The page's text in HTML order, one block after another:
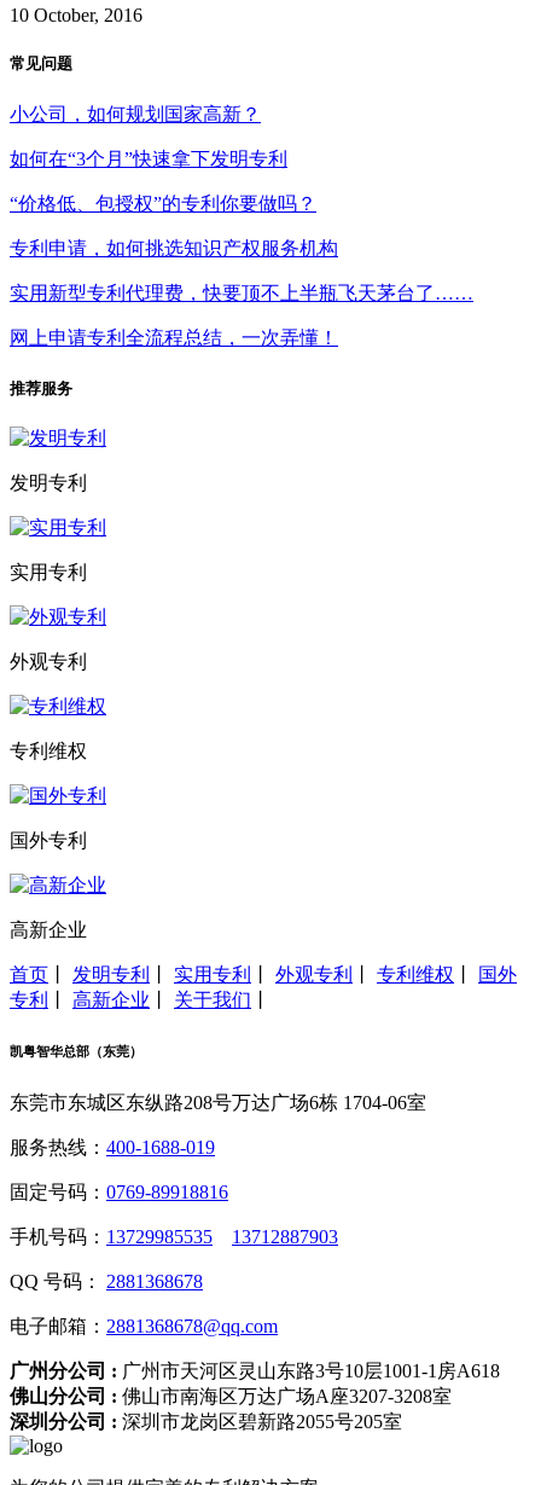
10 October, 2016
常见问题
小公司，如何规划国家高新？
如何在“3个月”快速拿下发明专利
“价格低、包授权”的专利你要做吗？
专利申请，如何挑选知识产权服务机构
实用新型专利代理费，快要顶不上半瓶飞天茅台了……
网上申请专利全流程总结，一次弄懂！
推荐服务
发明专利
实用专利
外观专利
专利维权
国外专利
高新企业
首页 发明专利 实用专利 外观专利 专利维权
国外
专利
高新企业 关于我们
凯粤智华总部（东莞）
东莞市东城区东纵路208号万达广场6栋 1704-06室
服务热线： 400-1688-019
固定号码： 0769-89918816
手机号码： 13729985535 13712887903
QQ 号码： 2881368678
电子邮箱： 2881368678@qq.com
广州分公司 : 广州市天河区灵山东路3号10层1001-1房A618
佛山分公司 : 佛山市南海区万达广场A座3207-3208室
深圳分公司 : 深圳市龙岗区碧新路2055号205室